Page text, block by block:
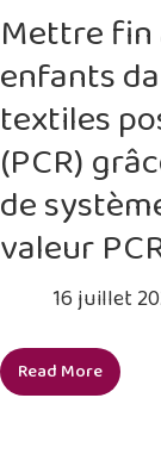
les
entreprises
à
garantir
des
chaînes
équitables
mondiale
à
éradiquer
le
travail
des
enfants
Mettre fin
enfants
textiles
(PCR)
de
valeur
16 juillet
Read More
Mettre